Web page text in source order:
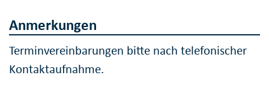
Anmerkungen
Terminvereinbarungen bitte nach telefonischer
Kontaktaufnahme.